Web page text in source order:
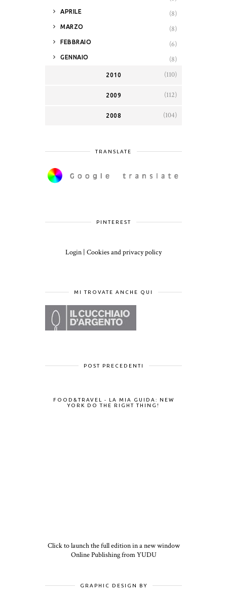
► APRILE (8)
► MARZO (8)
► FEBBRAIO (6)
► GENNAIO (8)
2010 (110)
2009 (112)
2008 (104)
TRANSLATE
PINTEREST
Login | Cookies and privacy policy
MI TROVATE ANCHE QUI
POST PRECEDENTI
FOOD&TRAVEL - LA MIA GUIDA: NEW
YORK DO THE RIGHT THING!
Click to launch the full edition in a new window
Online Publishing from YUDU
GRAPHIC DESIGN BY